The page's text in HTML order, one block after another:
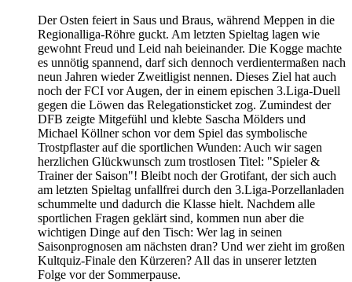
Der Osten feiert in Saus und Braus, während Meppen in die
Regionalliga-Röhre guckt. Am letzten Spieltag lagen wie
gewohnt Freud und Leid nah beieinander. Die Kogge machte
es unnötig spannend, darf sich dennoch verdientermaßen nach
neun Jahren wieder Zweitligist nennen. Dieses Ziel hat auch
noch der FCI vor Augen, der in einem epischen 3.Liga-Duell
gegen die Löwen das Relegationsticket zog. Zumindest der
DFB zeigte Mitgefühl und klebte Sascha Mölders und
Michael Köllner schon vor dem Spiel das symbolische
Trostpflaster auf die sportlichen Wunden: Auch wir sagen
herzlichen Glückwunsch zum trostlosen Titel: "Spieler &
Trainer der Saison"! Bleibt noch der Grotifant, der sich auch
am letzten Spieltag unfallfrei durch den 3.Liga-Porzellanladen
schummelte und dadurch die Klasse hielt. Nachdem alle
sportlichen Fragen geklärt sind, kommen nun aber die
wichtigen Dinge auf den Tisch: Wer lag in seinen
Saisonprognosen am nächsten dran? Und wer zieht im großen
Kultquiz-Finale den Kürzeren? All das in unserer letzten
Folge vor der Sommerpause.